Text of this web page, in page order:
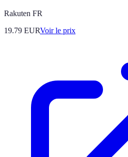
Rakuten FR
19.79 EURVoir le prix